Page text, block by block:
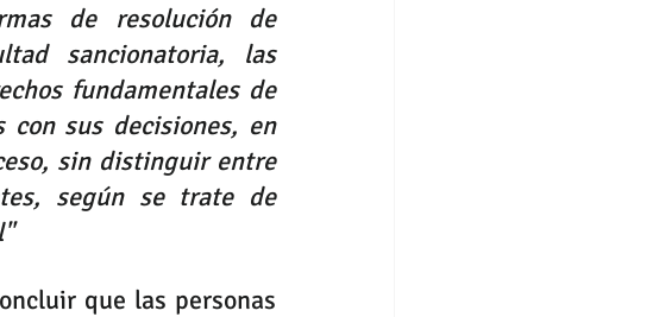
de resolución de
sancionatoria, las
fundamentales de
con sus decisiones, en
sin distinguir entre
según se trate de
que las personas